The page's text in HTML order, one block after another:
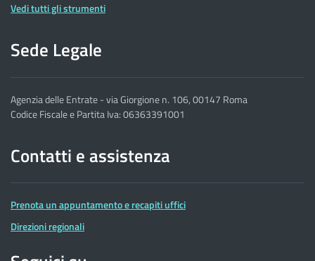
Vedi tutti gli strumenti
Sede Legale
Agenzia delle Entrate - via Giorgione n. 106, 00147 Roma
Codice Fiscale e Partita Iva: 06363391001
Contatti e assistenza
Prenota un appuntamento e recapiti uffici
Direzioni regionali